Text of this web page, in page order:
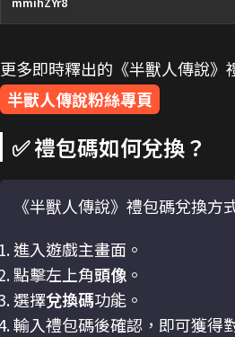
更多即時釋出的《半獸人傳說》
半獸人傳說粉絲專頁
✅ 禮包碼如何兌換？
《半獸人傳說》禮包碼兌換方
進入遊戲主畫面。
點擊左上角頭像 。
選擇兌換碼功能。
輸入禮包碼後確認，即可獲得